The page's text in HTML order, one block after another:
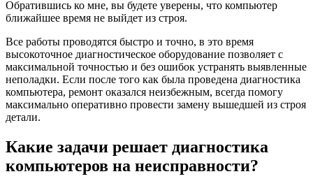
Обратившись ко мне, вы будете уверены, что компьютер
ближайшее время не выйдет из строя.
Все работы проводятся быстро и точно, в это время
высокоточное диагностическое оборудование позволяет с
максимальной точностью и без ошибок устранять выявленные
неполадки. Если после того как была проведена диагностика
компьютера, ремонт оказался неизбежным, всегда помогу
максимально оперативно провести замену вышедшей из строя
детали.
Какие задачи решает диагностика
компьютеров на неисправности?